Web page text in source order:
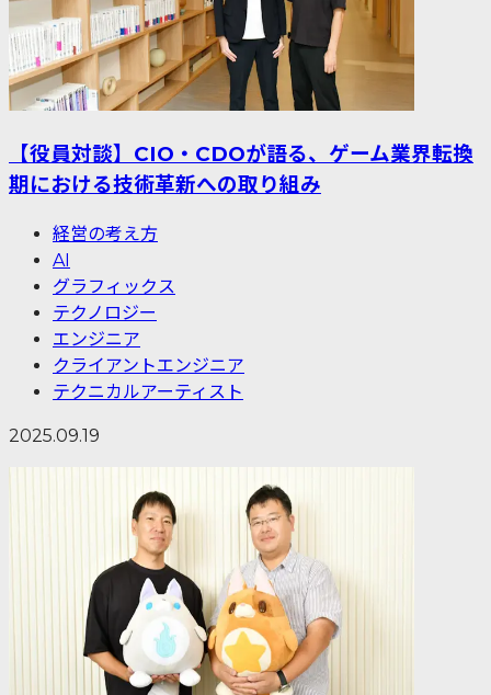
【役員対談】CIO・CDOが語る、ゲーム業界転換
期における技術革新への取り組み
経営の考え方
AI
グラフィックス
テクノロジー
エンジニア
クライアントエンジニア
テクニカルアーティスト
2025.09.19